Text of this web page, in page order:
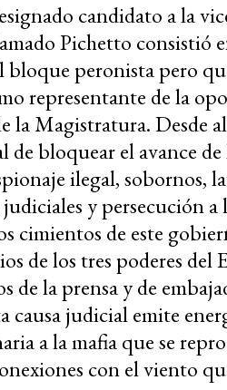
candidato a la
Pichetto consistió
bloque peronista pero
representante de la
la Magistratura. Desde
de bloquear el avance
ilegal, sobornos,
y persecución
cimientos de este
de los tres poderes del
de la prensa y de
causa judicial emite
a la mafia que se
con el viento